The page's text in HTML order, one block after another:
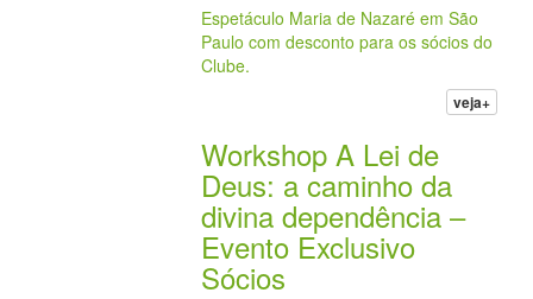
Espetáculo Maria de Nazaré em São
Paulo com desconto para os sócios do
Clube.
veja+
Workshop A Lei de
Deus: a caminho da
divina dependência –
Evento Exclusivo
Sócios